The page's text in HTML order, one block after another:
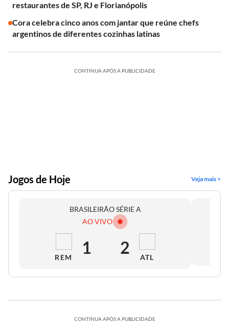
restaurantes de SP, RJ e Florianópolis
Cora celebra cinco anos com jantar que reúne chefs
argentinos de diferentes cozinhas latinas
CONTINUA APÓS A PUBLICIDADE
Jogos de Hoje Veja mais >
BRASILEIRÃO SÉRIE A
AO VIVO
REM 1 2 ATL
CONTINUA APÓS A PUBLICIDADE